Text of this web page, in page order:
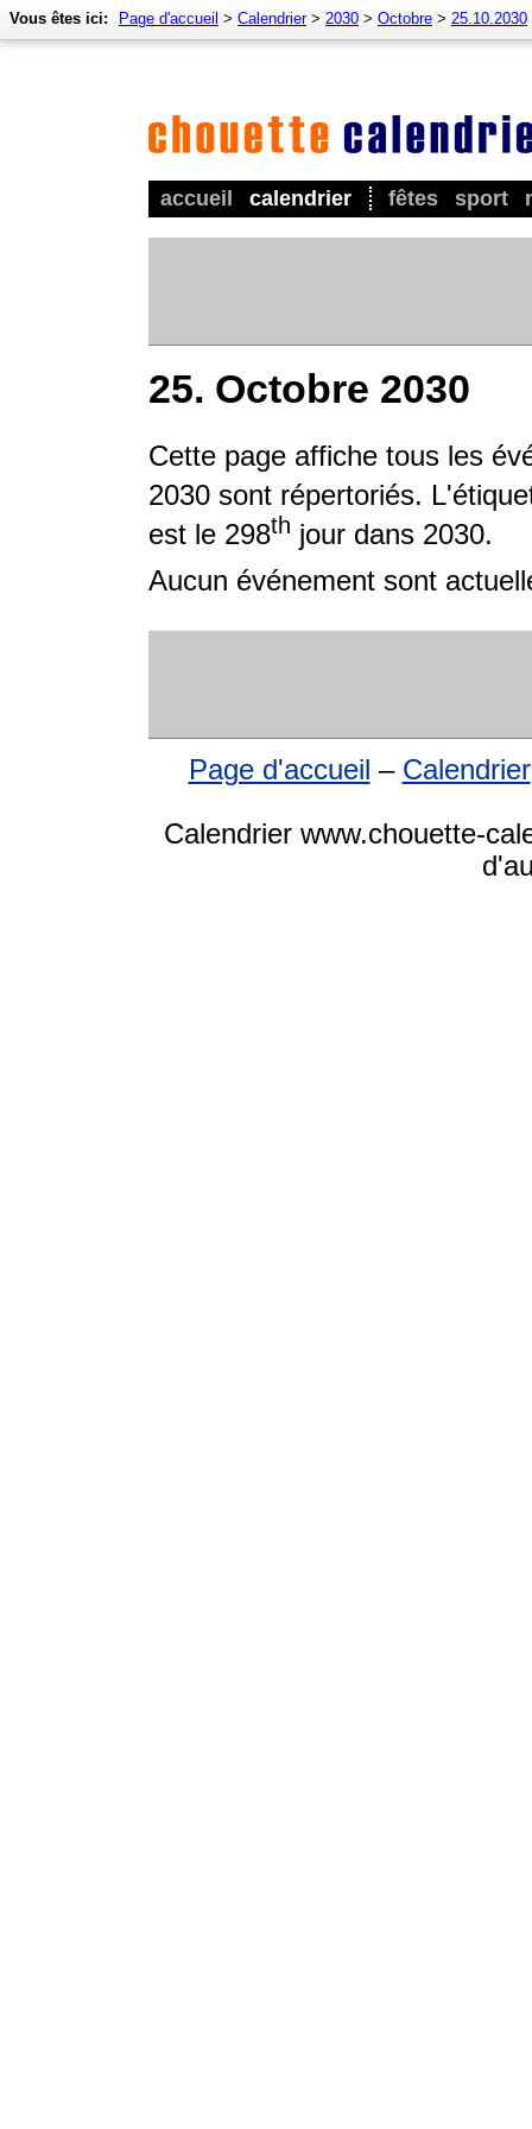
accueil calendrier fêtes sport
Vous êtes ici: Page d'accueil > Calendrier> 2030 > Octobre > 25.10.2030
25. Octobre 2030
Cette page affiche tous les
2030 sont répertoriés.
est le 298th jour dans 2030.
Aucun événement sont
Page d'accueil – Calendrier
Calendrier www.chouette-